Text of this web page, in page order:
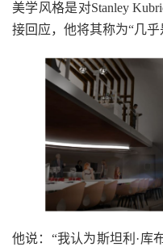
美学风格是对Stanley
接回应，他将其称为“几
他说：“我认为斯坦利·库